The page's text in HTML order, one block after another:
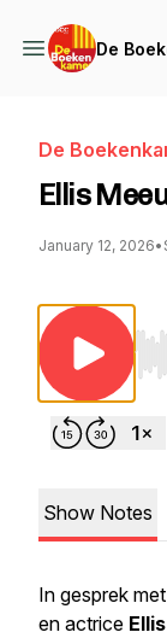
De
De
Ellis
January 12, 2026•
Show Notes
In gesprek
en actrice